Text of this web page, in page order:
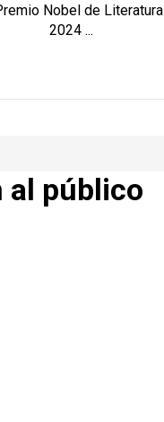
Nobel de Literatura
2024 ...
al público